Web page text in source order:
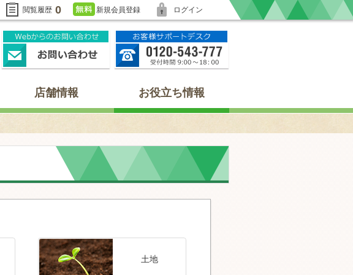
閲覧履歴 0 新規会員登録 ログイン
店舗情報 お役立ち情報
土地